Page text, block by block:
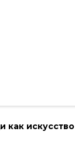
как искусство